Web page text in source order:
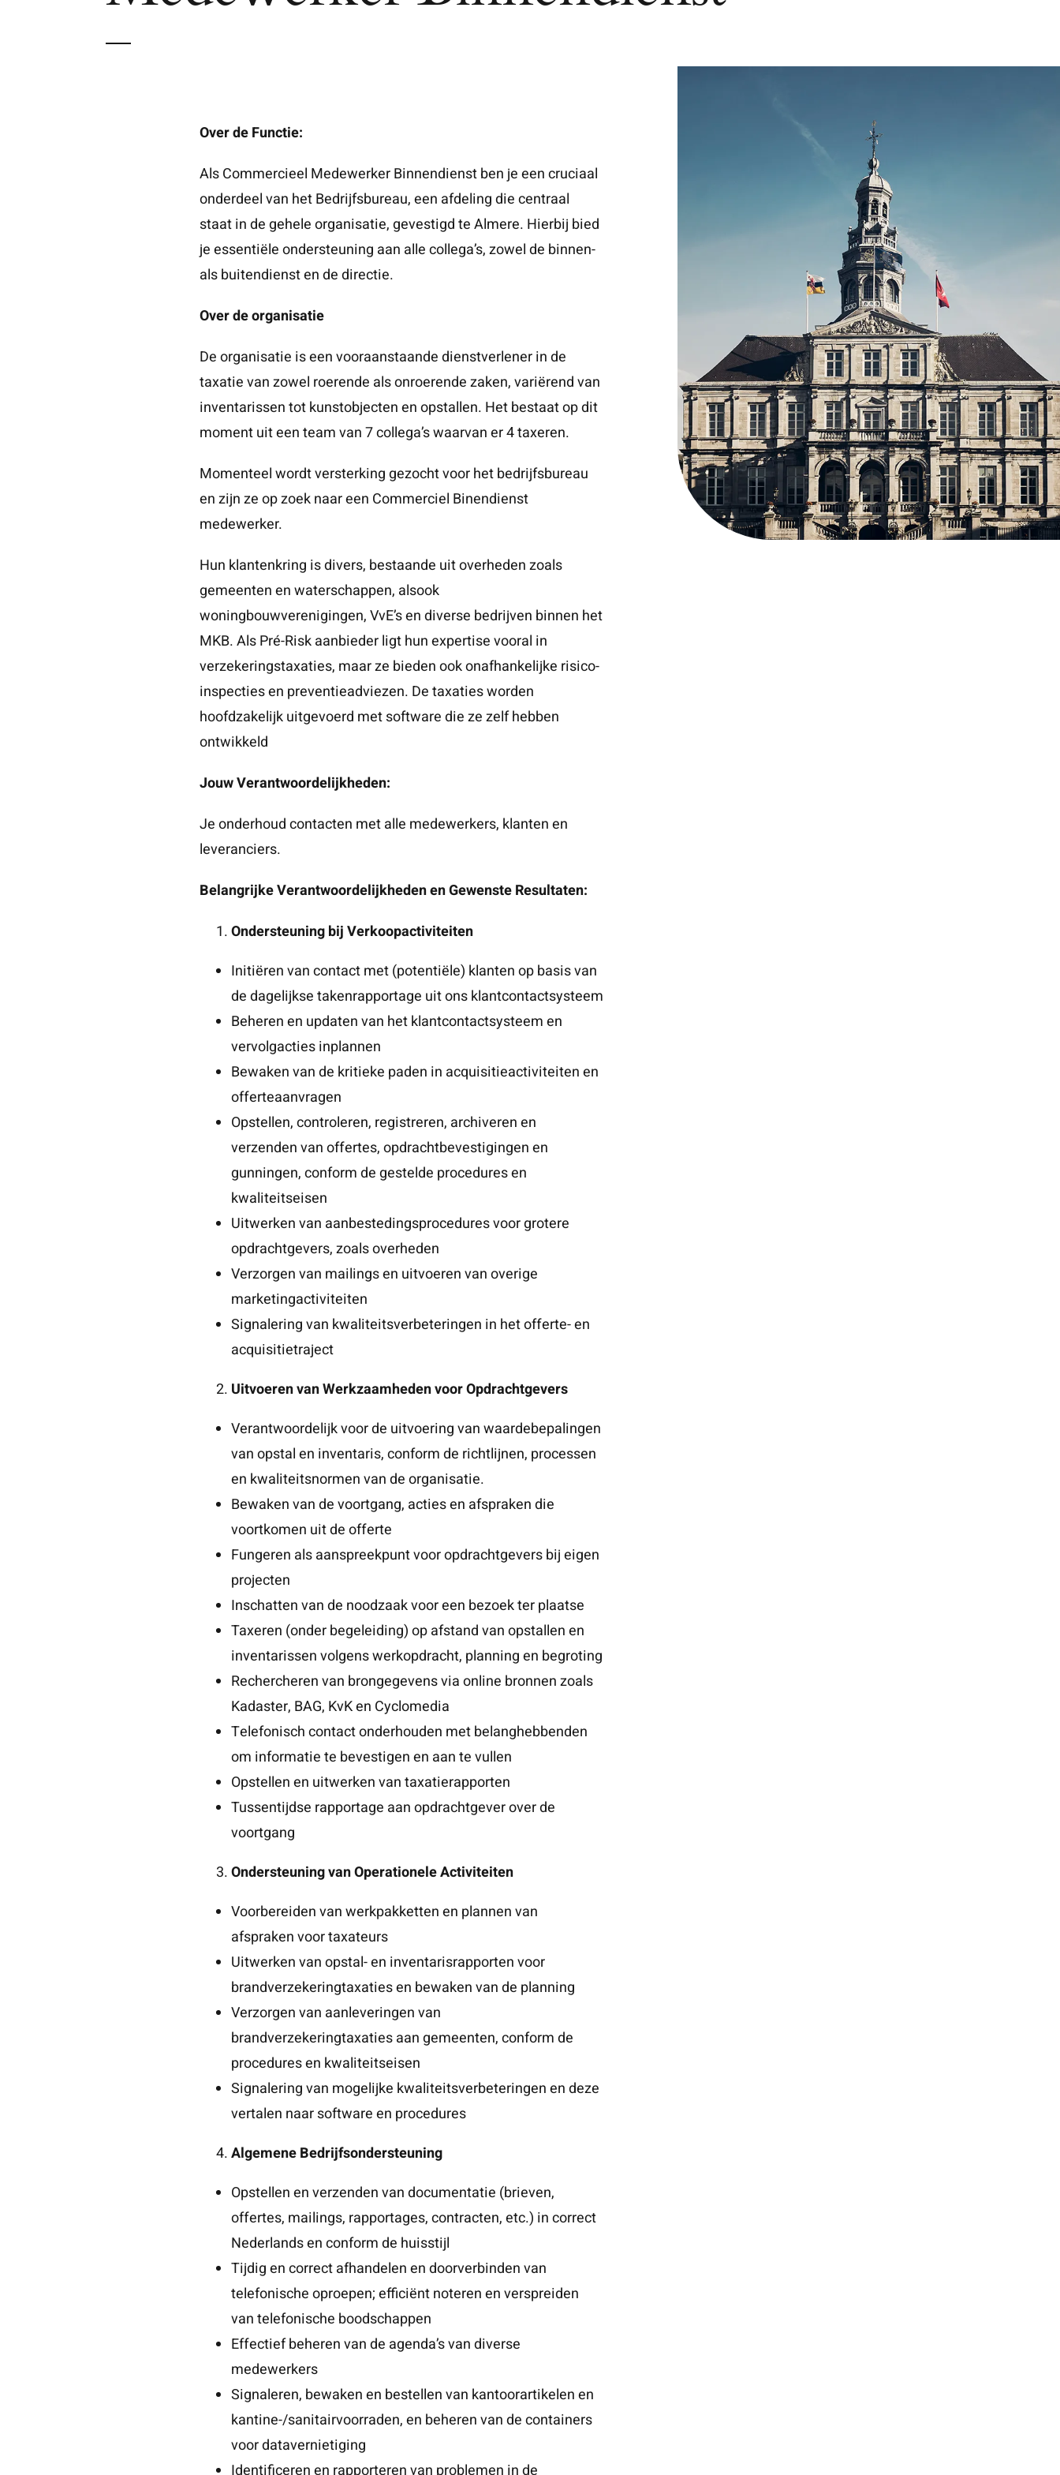
Over de Functie:
Als Commercieel Medewerker Binnendienst ben je een cruciaal
onderdeel van het Bedrijfsbureau, een afdeling die centraal
staat in de gehele organisatie, gevestigd te Almere. Hierbij bied
je essentiële ondersteuning aan alle collega’s, zowel de binnen-
als buitendienst en de directie.
Over de organisatie
De organisatie is een vooraanstaande dienstverlener in de
taxatie van zowel roerende als onroerende zaken, variërend van
inventarissen tot kunstobjecten en opstallen. Het bestaat op dit
moment uit een team van 7 collega’s waarvan er 4 taxeren.
Momenteel wordt versterking gezocht voor het bedrijfsbureau
en zijn ze op zoek naar een Commerciel Binendienst
medewerker.
Hun klantenkring is divers, bestaande uit overheden zoals
gemeenten en waterschappen, alsook
woningbouwverenigingen, VvE’s en diverse bedrijven binnen het
MKB. Als Pré-Risk aanbieder ligt hun expertise vooral in
verzekeringstaxaties, maar ze bieden ook onafhankelijke risico-
inspecties en preventieadviezen. De taxaties worden
hoofdzakelijk uitgevoerd met software die ze zelf hebben
ontwikkeld
Jouw Verantwoordelijkheden:
Je onderhoud contacten met alle medewerkers, klanten en
leveranciers.
Belangrijke Verantwoordelijkheden en Gewenste Resultaten:
Ondersteuning bij Verkoopactiviteiten
Initiëren van contact met (potentiële) klanten op basis van
de dagelijkse takenrapportage uit ons klantcontactsysteem
Beheren en updaten van het klantcontactsysteem en
vervolgacties inplannen
Bewaken van de kritieke paden in acquisitieactiviteiten en
offerteaanvragen
Opstellen, controleren, registreren, archiveren en
verzenden van offertes, opdrachtbevestigingen en
gunningen, conform de gestelde procedures en
kwaliteitseisen
Uitwerken van aanbestedingsprocedures voor grotere
opdrachtgevers, zoals overheden
Verzorgen van mailings en uitvoeren van overige
marketingactiviteiten
Signalering van kwaliteitsverbeteringen in het offerte- en
acquisitietraject
Uitvoeren van Werkzaamheden voor Opdrachtgevers
Verantwoordelijk voor de uitvoering van waardebepalingen
van opstal en inventaris, conform de richtlijnen, processen
en kwaliteitsnormen van de organisatie.
Bewaken van de voortgang, acties en afspraken die
voortkomen uit de offerte
Fungeren als aanspreekpunt voor opdrachtgevers bij eigen
projecten
Inschatten van de noodzaak voor een bezoek ter plaatse
Taxeren (onder begeleiding) op afstand van opstallen en
inventarissen volgens werkopdracht, planning en begroting
Rechercheren van brongegevens via online bronnen zoals
Kadaster, BAG, KvK en Cyclomedia
Telefonisch contact onderhouden met belanghebbenden
om informatie te bevestigen en aan te vullen
Opstellen en uitwerken van taxatierapporten
Tussentijdse rapportage aan opdrachtgever over de
voortgang
Ondersteuning van Operationele Activiteiten
Voorbereiden van werkpakketten en plannen van
afspraken voor taxateurs
Uitwerken van opstal- en inventarisrapporten voor
brandverzekeringtaxaties en bewaken van de planning
Verzorgen van aanleveringen van
brandverzekeringtaxaties aan gemeenten, conform de
procedures en kwaliteitseisen
Signalering van mogelijke kwaliteitsverbeteringen en deze
vertalen naar software en procedures
Algemene Bedrijfsondersteuning
Opstellen en verzenden van documentatie (brieven,
offertes, mailings, rapportages, contracten, etc.) in correct
Nederlands en conform de huisstijl
Tijdig en correct afhandelen en doorverbinden van
telefonische oproepen; efficiënt noteren en verspreiden
van telefonische boodschappen
Effectief beheren van de agenda’s van diverse
medewerkers
Signaleren, bewaken en bestellen van kantoorartikelen en
kantine-/sanitairvoorraden, en beheren van de containers
voor datavernietiging
Identificeren en rapporteren van problemen in de